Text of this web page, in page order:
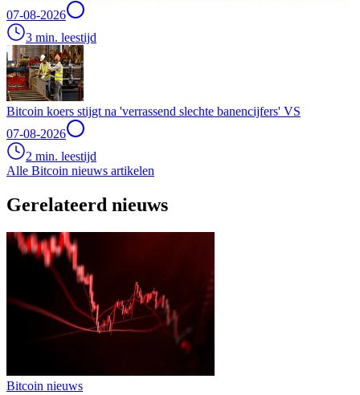
07-08-2026
3 min. leestijd
Bitcoin koers stijgt na 'verrassend slechte banencijfers' VS
07-08-2026
2 min. leestijd
Alle Bitcoin nieuws artikelen
Gerelateerd nieuws
Bitcoin nieuws